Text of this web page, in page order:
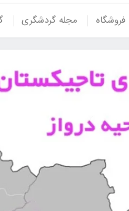
فروشگاه مجله گردشگری